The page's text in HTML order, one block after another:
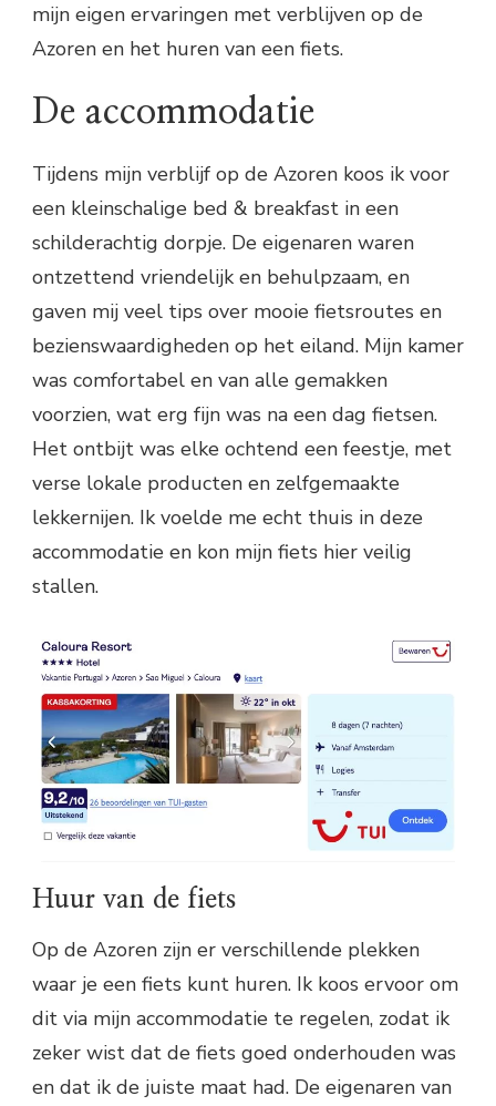
mijn eigen ervaringen met verblijven op de
Azoren en het huren van een fiets.
De accommodatie
Tijdens mijn verblijf op de Azoren koos ik voor
een kleinschalige bed & breakfast in een
schilderachtig dorpje. De eigenaren waren
ontzettend vriendelijk en behulpzaam, en
gaven mij veel tips over mooie fietsroutes en
bezienswaardigheden op het eiland. Mijn kamer
was comfortabel en van alle gemakken
voorzien, wat erg fijn was na een dag fietsen.
Het ontbijt was elke ochtend een feestje, met
verse lokale producten en zelfgemaakte
lekkernijen. Ik voelde me echt thuis in deze
accommodatie en kon mijn fiets hier veilig
stallen.
Huur van de fiets
Op de Azoren zijn er verschillende plekken
waar je een fiets kunt huren. Ik koos ervoor om
dit via mijn accommodatie te regelen, zodat ik
zeker wist dat de fiets goed onderhouden was
en dat ik de juiste maat had. De eigenaren van